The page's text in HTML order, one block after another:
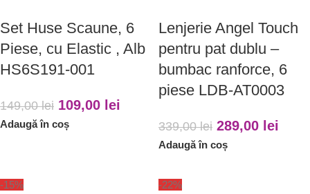
Set Huse Scaune, 6
Piese, cu Elastic , Alb
HS6S191-001
149,00lei 109,00 lei
Adaugă în coș
Lenjerie Angel Touch
pentru pat dublu –
bumbac ranforce, 6
piese LDB-AT0003
339,00lei 289,00 lei
Adaugă în coș
-15% -22%